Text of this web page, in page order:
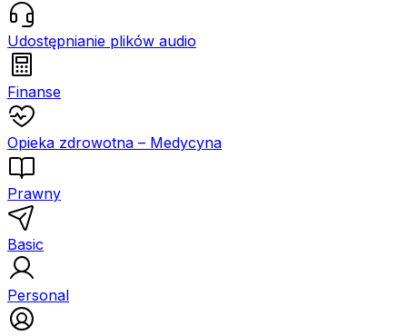
Udostępnianie plików audio
Finanse
Opieka zdrowotna – Medycyna
Prawny
Basic
Personal